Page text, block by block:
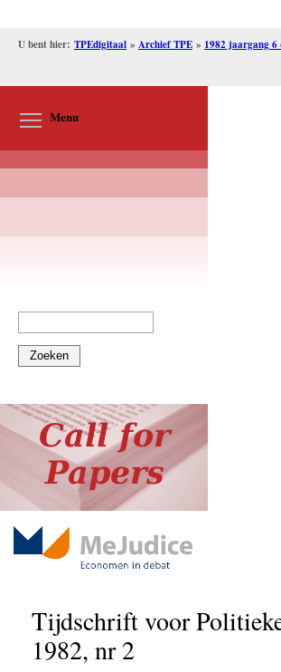
U bent hier: TPEdigitaal » Archief TPE » 1982 jaargang 6
Menu
Zoeken
Tijdschrift voor
1982, nr 2